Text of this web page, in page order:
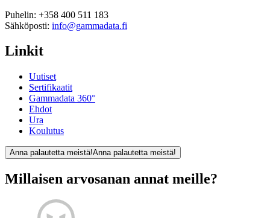
Puhelin: +358 400 511 183
Sähköposti: info@gammadata.fi
Linkit
Uutiset
Sertifikaatit
Gammadata 360°
Ehdot
Ura
Koulutus
Anna palautetta meistä!Anna palautetta meistä!
Millaisen arvosanan annat meille?